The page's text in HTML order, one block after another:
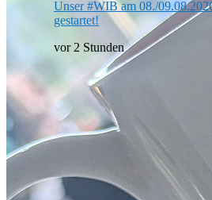
Unser #WIB am 08./
gestartet!
vor 2 Stunden